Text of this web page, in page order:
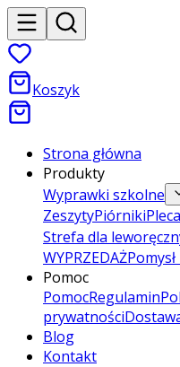
Koszyk
Strona główna
Produkty
Wyprawki szkolne
ZeszytyPiórniki
Strefa dla
WYPRZEDAŻ
Pomoc
PomocRegulamin
prywatności
Blog
Kontakt